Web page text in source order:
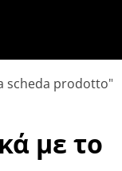
scheda prodotto"
με
με το